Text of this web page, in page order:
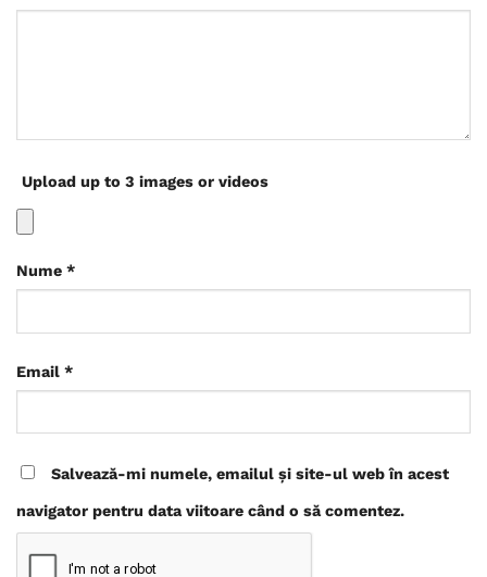
Upload up to 3 images or videos
Nume *
Email *
Salvează-mi numele, emailul și site-ul web în acest
navigator pentru data viitoare când o să comentez.